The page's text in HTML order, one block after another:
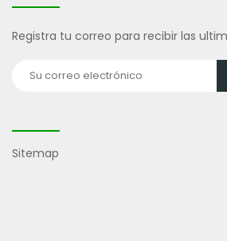
Registra tu correo para recibir las
Sitemap